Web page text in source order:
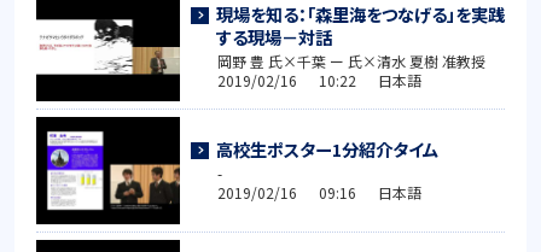
現場を知る：「森里海をつなげる」を実践
する現場－対話
岡野 豊 氏×千葉 ー 氏×清水 夏樹 准教授
2019/02/16 10:22 日本語
高校生ポスター1分紹介タイム
-
2019/02/16 09:16 日本語